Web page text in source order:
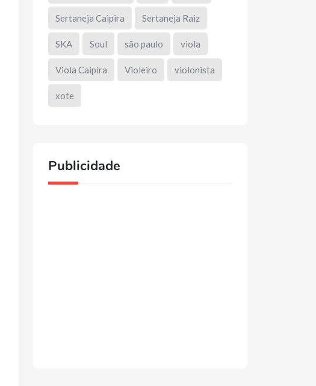
Sertaneja Caipira Sertaneja Raiz
SKA Soul são paulo viola
Viola Caipira Violeiro violonista
xote
Publicidade